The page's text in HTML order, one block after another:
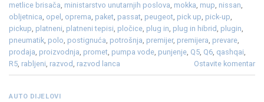
metlice brisača, ministarstvo unutarnjih poslova, mokka, mup, nissan,
obljetnica, opel , oprema, paket, passat, peugeot, pick up, pick-up,
pickup, platneni, platneni tepisi, pločice, plug in, plug in hibrid, plugin,
pneumatik, polo, postignuća, potrošnja, premijer, premijera, prevare,
prodaja, proizvodnja, promet, pumpa vode, punjenje, Q5, Q6, qashqai,
R5, rabljeni, razvod, razvod lanca Ostavite komentar
AUTO DIJELOVI